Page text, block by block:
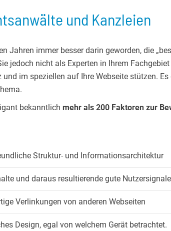
und Kanzleien
Jahren immer besser darin geworden, die
jedoch nicht als Experten in Ihrem
im speziellen auf Ihre Webseite stützen.
bekanntlich mehr als 200 Faktoren zur
Struktur- und Informationsarchitektur
und daraus resultierende gute Nutzersignale
Verlinkungen von anderen Webseiten
Design, egal von welchem Gerät betrachtet.